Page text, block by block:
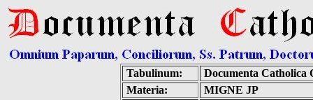
Tabulinum:
Documenta Catholica
Materia:
MIGNE JP